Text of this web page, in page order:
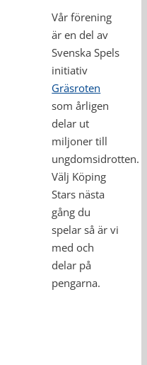
Vår förening
är en del av
Svenska Spels
initiativ
Gräsroten
som årligen
delar ut
miljoner till
ungdomsidrotten.
Välj Köping
Stars nästa
gång du
spelar så är vi
med och
delar på
pengarna.